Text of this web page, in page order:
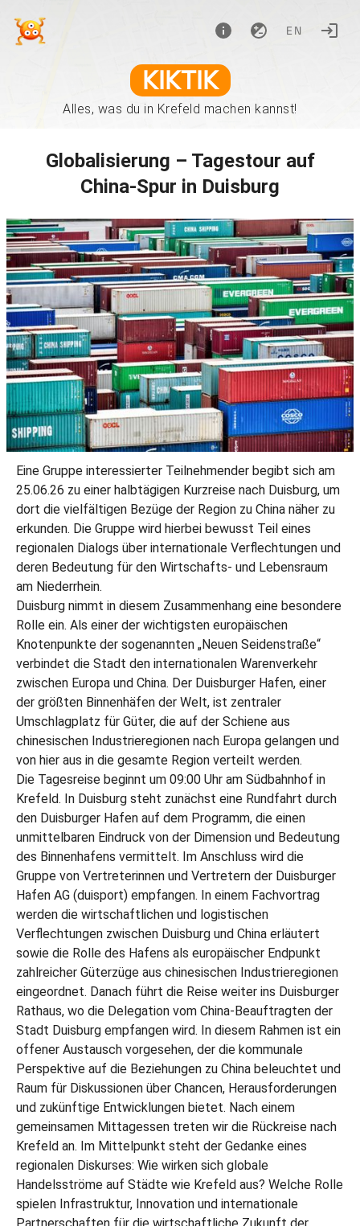
EN
KIKTIK
Alles, was du in Krefeld machen kannst!
Globalisierung – Tagestour auf
China-Spur in Duisburg
Eine Gruppe interessierter Teilnehmender begibt sich am
25.06.26 zu einer halbtägigen Kurzreise nach Duisburg, um
dort die vielfältigen Bezüge der Region zu China näher zu
erkunden. Die Gruppe wird hierbei bewusst Teil eines
regionalen Dialogs über internationale Verflechtungen und
deren Bedeutung für den Wirtschafts- und Lebensraum
am Niederrhein.
Duisburg nimmt in diesem Zusammenhang eine besondere
Rolle ein. Als einer der wichtigsten europäischen
Knotenpunkte der sogenannten „Neuen Seidenstraße“
verbindet die Stadt den internationalen Warenverkehr
zwischen Europa und China. Der Duisburger Hafen, einer
der größten Binnenhäfen der Welt, ist zentraler
Umschlagplatz für Güter, die auf der Schiene aus
chinesischen Industrieregionen nach Europa gelangen und
von hier aus in die gesamte Region verteilt werden.
Die Tagesreise beginnt um 09:00 Uhr am Südbahnhof in
Krefeld. In Duisburg steht zunächst eine Rundfahrt durch
den Duisburger Hafen auf dem Programm, die einen
unmittelbaren Eindruck von der Dimension und Bedeutung
des Binnenhafens vermittelt. Im Anschluss wird die
Gruppe von Vertreterinnen und Vertretern der Duisburger
Hafen AG (duisport) empfangen. In einem Fachvortrag
werden die wirtschaftlichen und logistischen
Verflechtungen zwischen Duisburg und China erläutert
sowie die Rolle des Hafens als europäischer Endpunkt
zahlreicher Güterzüge aus chinesischen Industrieregionen
eingeordnet. Danach führt die Reise weiter ins Duisburger
Rathaus, wo die Delegation vom China-Beauftragten der
Stadt Duisburg empfangen wird. In diesem Rahmen ist ein
offener Austausch vorgesehen, der die kommunale
Perspektive auf die Beziehungen zu China beleuchtet und
Raum für Diskussionen über Chancen, Herausforderungen
und zukünftige Entwicklungen bietet. Nach einem
gemeinsamen Mittagessen treten wir die Rückreise nach
Krefeld an. Im Mittelpunkt steht der Gedanke eines
regionalen Diskurses: Wie wirken sich globale
Handelsströme auf Städte wie Krefeld aus? Welche Rolle
spielen Infrastruktur, Innovation und internationale